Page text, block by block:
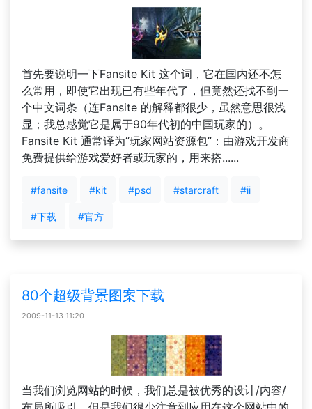
首先要说明一下Fansite Kit 这个词，它在国内还不怎
么常用，即使它出现已有些年代了，但竟然还找不到一
个中文词条（连Fansite 的解释都很少，虽然意思很浅
显；我总感觉它是属于90年代初的中国玩家的）。
Fansite Kit 通常译为“玩家网站资源包”：由游戏开发商
免费提供给游戏爱好者或玩家的，用来搭......
#fansite #kit #psd #starcraft #ii
#下载 #官方
80个超级背景图案下载
2009-11-13 11:20
当我们浏览网站的时候，我们总是被优秀的设计/内容/